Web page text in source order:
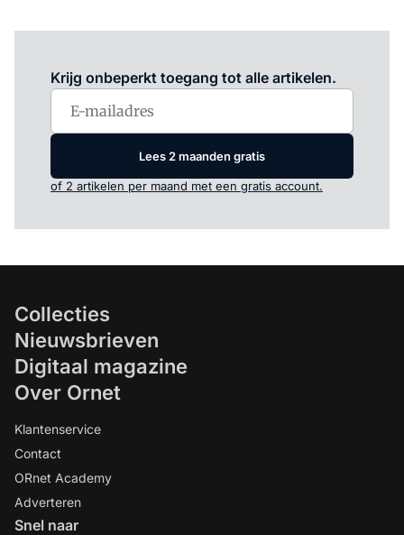
Krijg onbeperkt toegang tot alle artikelen.
Lees 2 maanden gratis
of 2 artikelen per maand met een gratis account.
Collecties
Nieuwsbrieven
Digitaal magazine
Over Ornet
Klantenservice
Contact
ORnet Academy
Adverteren
Snel naar